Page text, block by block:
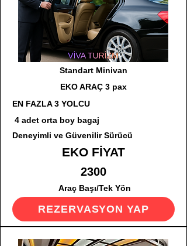
Standart Minivan
EKO ARAÇ 3 pax
EN FAZLA 3 YOLCU
4 adet orta boy bagaj
Deneyimli ve Güvenilir Sürücü
EKO FİYAT
2300
Araç Başı/Tek Yön
REZERVASYON YAP